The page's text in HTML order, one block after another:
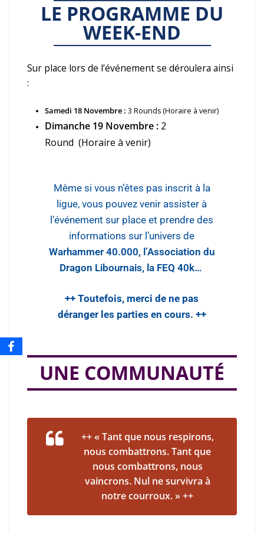
LE PROGRAMME DU
WEEK-END
Sur place lors de l’événement se déroulera ainsi
:
Samedi 18 Novembre : 3 Rounds (Horaire à venir)
Dimanche 19 Novembre : 2
Round (Horaire à venir)
Même si vous n’êtes pas inscrit à la
ligue, vous pouvez venir assister à
l’événement sur place et prendre des
informations sur l’univers de
Warhammer 40.000, l’Association du
Dragon Libournais, la FEQ 40k…
++ Toutefois, merci de ne pas
déranger les parties en cours. ++
UNE COMMUNAUTÉ
++ « Tant que nous respirons,
nous combattrons. Tant que
nous combattrons, nous
vaincrons. Nul ne survivra à
notre courroux. » ++